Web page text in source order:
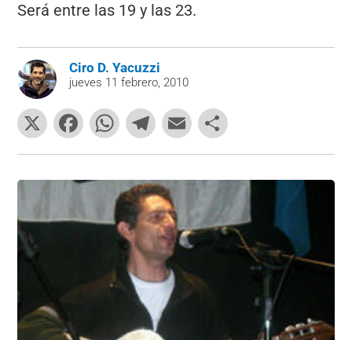
Será entre las 19 y las 23.
Ciro D. Yacuzzi
jueves 11 febrero, 2010
X
F
a
c
b
o
W
h
at
s
A
p
p
T
el
e
gr
a
m
E
m
ai
l
o
m
p
ar
tir